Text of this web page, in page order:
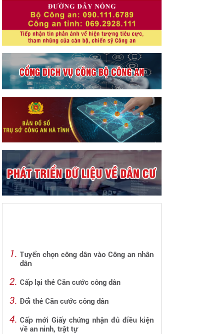
Tuyển chọn công dân vào Công an nhân
dân
Cấp lại thẻ Căn cước công dân
Đổi thẻ Căn cước công dân
Cấp mới Giấy chứng nhận đủ điều kiện
về an ninh, trật tự